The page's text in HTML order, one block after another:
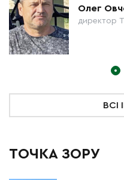
Олег
директор
ВСІ
ТОЧКА ЗОРУ